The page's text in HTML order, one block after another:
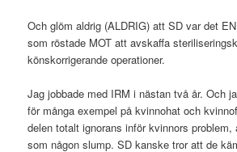
Och glöm aldrig (ALDRIG) att SD var det
som röstade MOT att avskaffa
könskorrigerande operationer.
Jag jobbade med IRM i nästan två år. Och
för många exempel på kvinnohat och
delen totalt ignorans inför kvinnors
som någon slump. SD kanske tror att de